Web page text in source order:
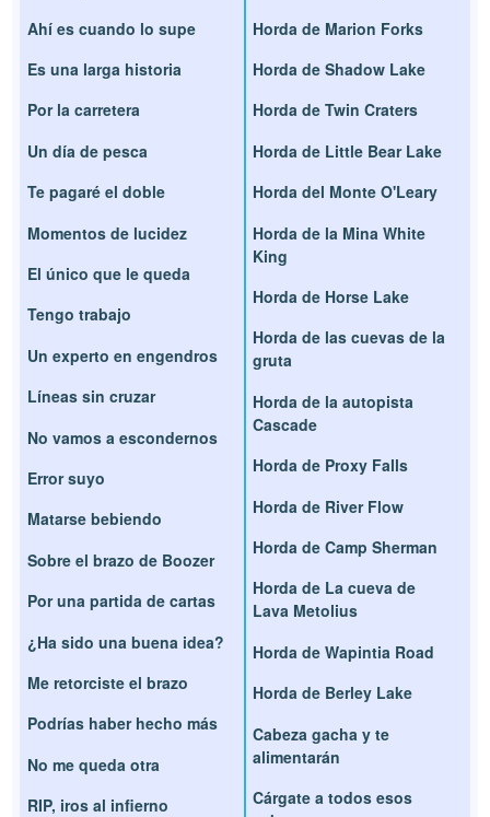
Ahí es cuando lo supe
Es una larga historia
Por la carretera
Un día de pesca
Te pagaré el doble
Momentos de lucidez
El único que le queda
Tengo trabajo
Un experto en engendros
Líneas sin cruzar
No vamos a escondernos
Error suyo
Matarse bebiendo
Sobre el brazo de Boozer
Por una partida de cartas
¿Ha sido una buena idea?
Me retorciste el brazo
Podrías haber hecho más
No me queda otra
RIP, iros al infierno
Horda de Marion Forks
Horda de Shadow Lake
Horda de Twin Craters
Horda de Little Bear Lake
Horda del Monte O'Leary
Horda de la Mina White
King
Horda de Horse Lake
Horda de las cuevas de la
gruta
Horda de la autopista
Cascade
Horda de Proxy Falls
Horda de River Flow
Horda de Camp Sherman
Horda de La cueva de
Lava Metolius
Horda de Wapintia Road
Horda de Berley Lake
Cabeza gacha y te
alimentarán
Cárgate a todos esos